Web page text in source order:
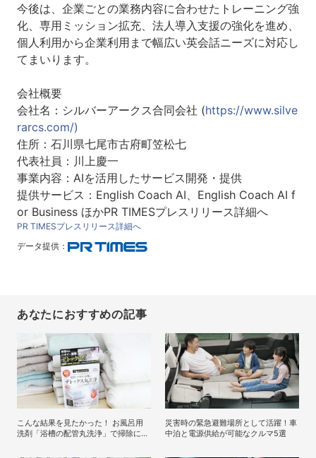
今後は、企業ごとの業務内容に合わせたトレーニング強
化、専用ミッション拡充、法人導入支援の強化を進め、
個人利用から企業利用まで幅広い英会話ニーズに対応し
てまいります。
会社概要
会社名：シルバーアークス合同会社 (https://www.silve
rarcs.com/)
住所：石川県七尾市古府町笠松七
代表社員：川上慶一
事業内容：AIを活用したサービス開発・提供
提供サービス：English Coach AI、English Coach AI f
or Business ほかPR TIMESプレスリリース詳細へ
PR TIMESプレスリリース詳細へ
データ提供：
あなたにおすすめの記事
こんな結果を見たかった！ お風呂用
洗剤「浴槽の配管丸洗浄」で掃除に目
災害時の緊急避難場所として活躍！車
中泊と電源供給が可能なクルマ5選